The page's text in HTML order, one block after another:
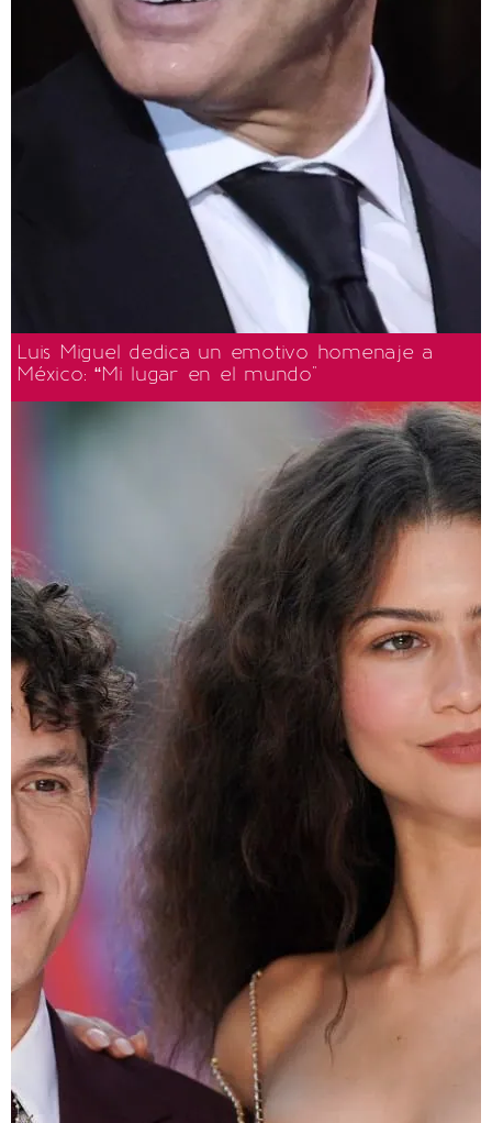
Luis Miguel dedica un emotivo homenaje a
México: “Mi lugar en el mundo"